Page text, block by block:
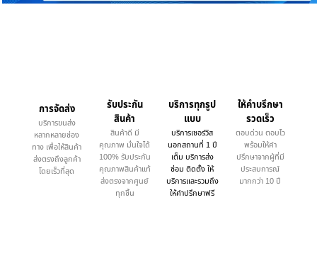
การจัดส่ง
บริการขนส่ง
หลากหลายช่อง
ทาง เพื่อให้สินค้า
ส่งตรงถึงลูกค้า
โดยเร็วที่สุด
รับประกัน
สินค้า
สินค้าดี มี
คุณภาพ มั่นใจได้
100% รับประกัน
คุณภาพสินค้าแท้
ส่งตรงจากศูนย์
ทุกชิ้น
บริการทุกรูป
แบบ
บริการเซอร์วิส
นอกสถานที่ 1 ปี
เต็ม บริการส่ง
ซ่อม ติดตั้ง ให้
บริการและรวมถึง
ให้คำปรึกษาฟรี
ให้คำบรึกษา
รวดเร็ว
ตอบด่วน ตอบไว
พร้อมให้คำ
ปรึกษาจากผู้ที่มี
ประสบการณ์
มากกว่า 10 ปี